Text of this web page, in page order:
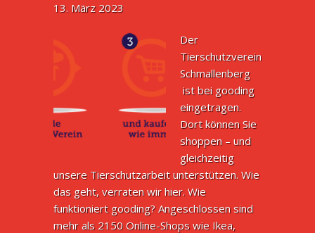
13. März 2023
Der
Tierschutzverein
Schmallenberg
ist bei gooding
eingetragen.
Dort können Sie
shoppen – und
gleichzeitig
unsere Tierschutzarbeit unterstützen. Wie
das geht, verraten wir hier. Wie
funktioniert gooding? Angeschlossen sind
mehr als 2150 Online-Shops wie Ikea,